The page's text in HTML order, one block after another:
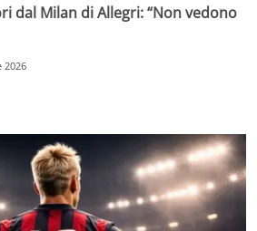
dal Milan di Allegri: “Non vedono
2026